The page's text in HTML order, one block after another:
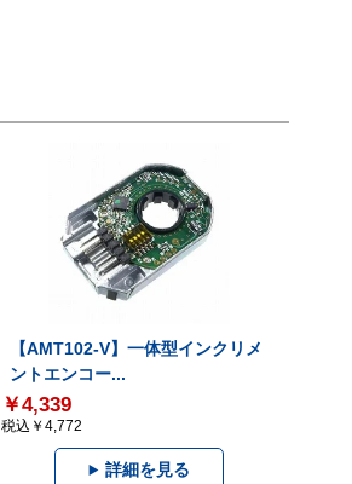
【AMT102-V】一体型インクリメ
ントエンコー...
￥4,339
税込￥4,772
詳細を見る